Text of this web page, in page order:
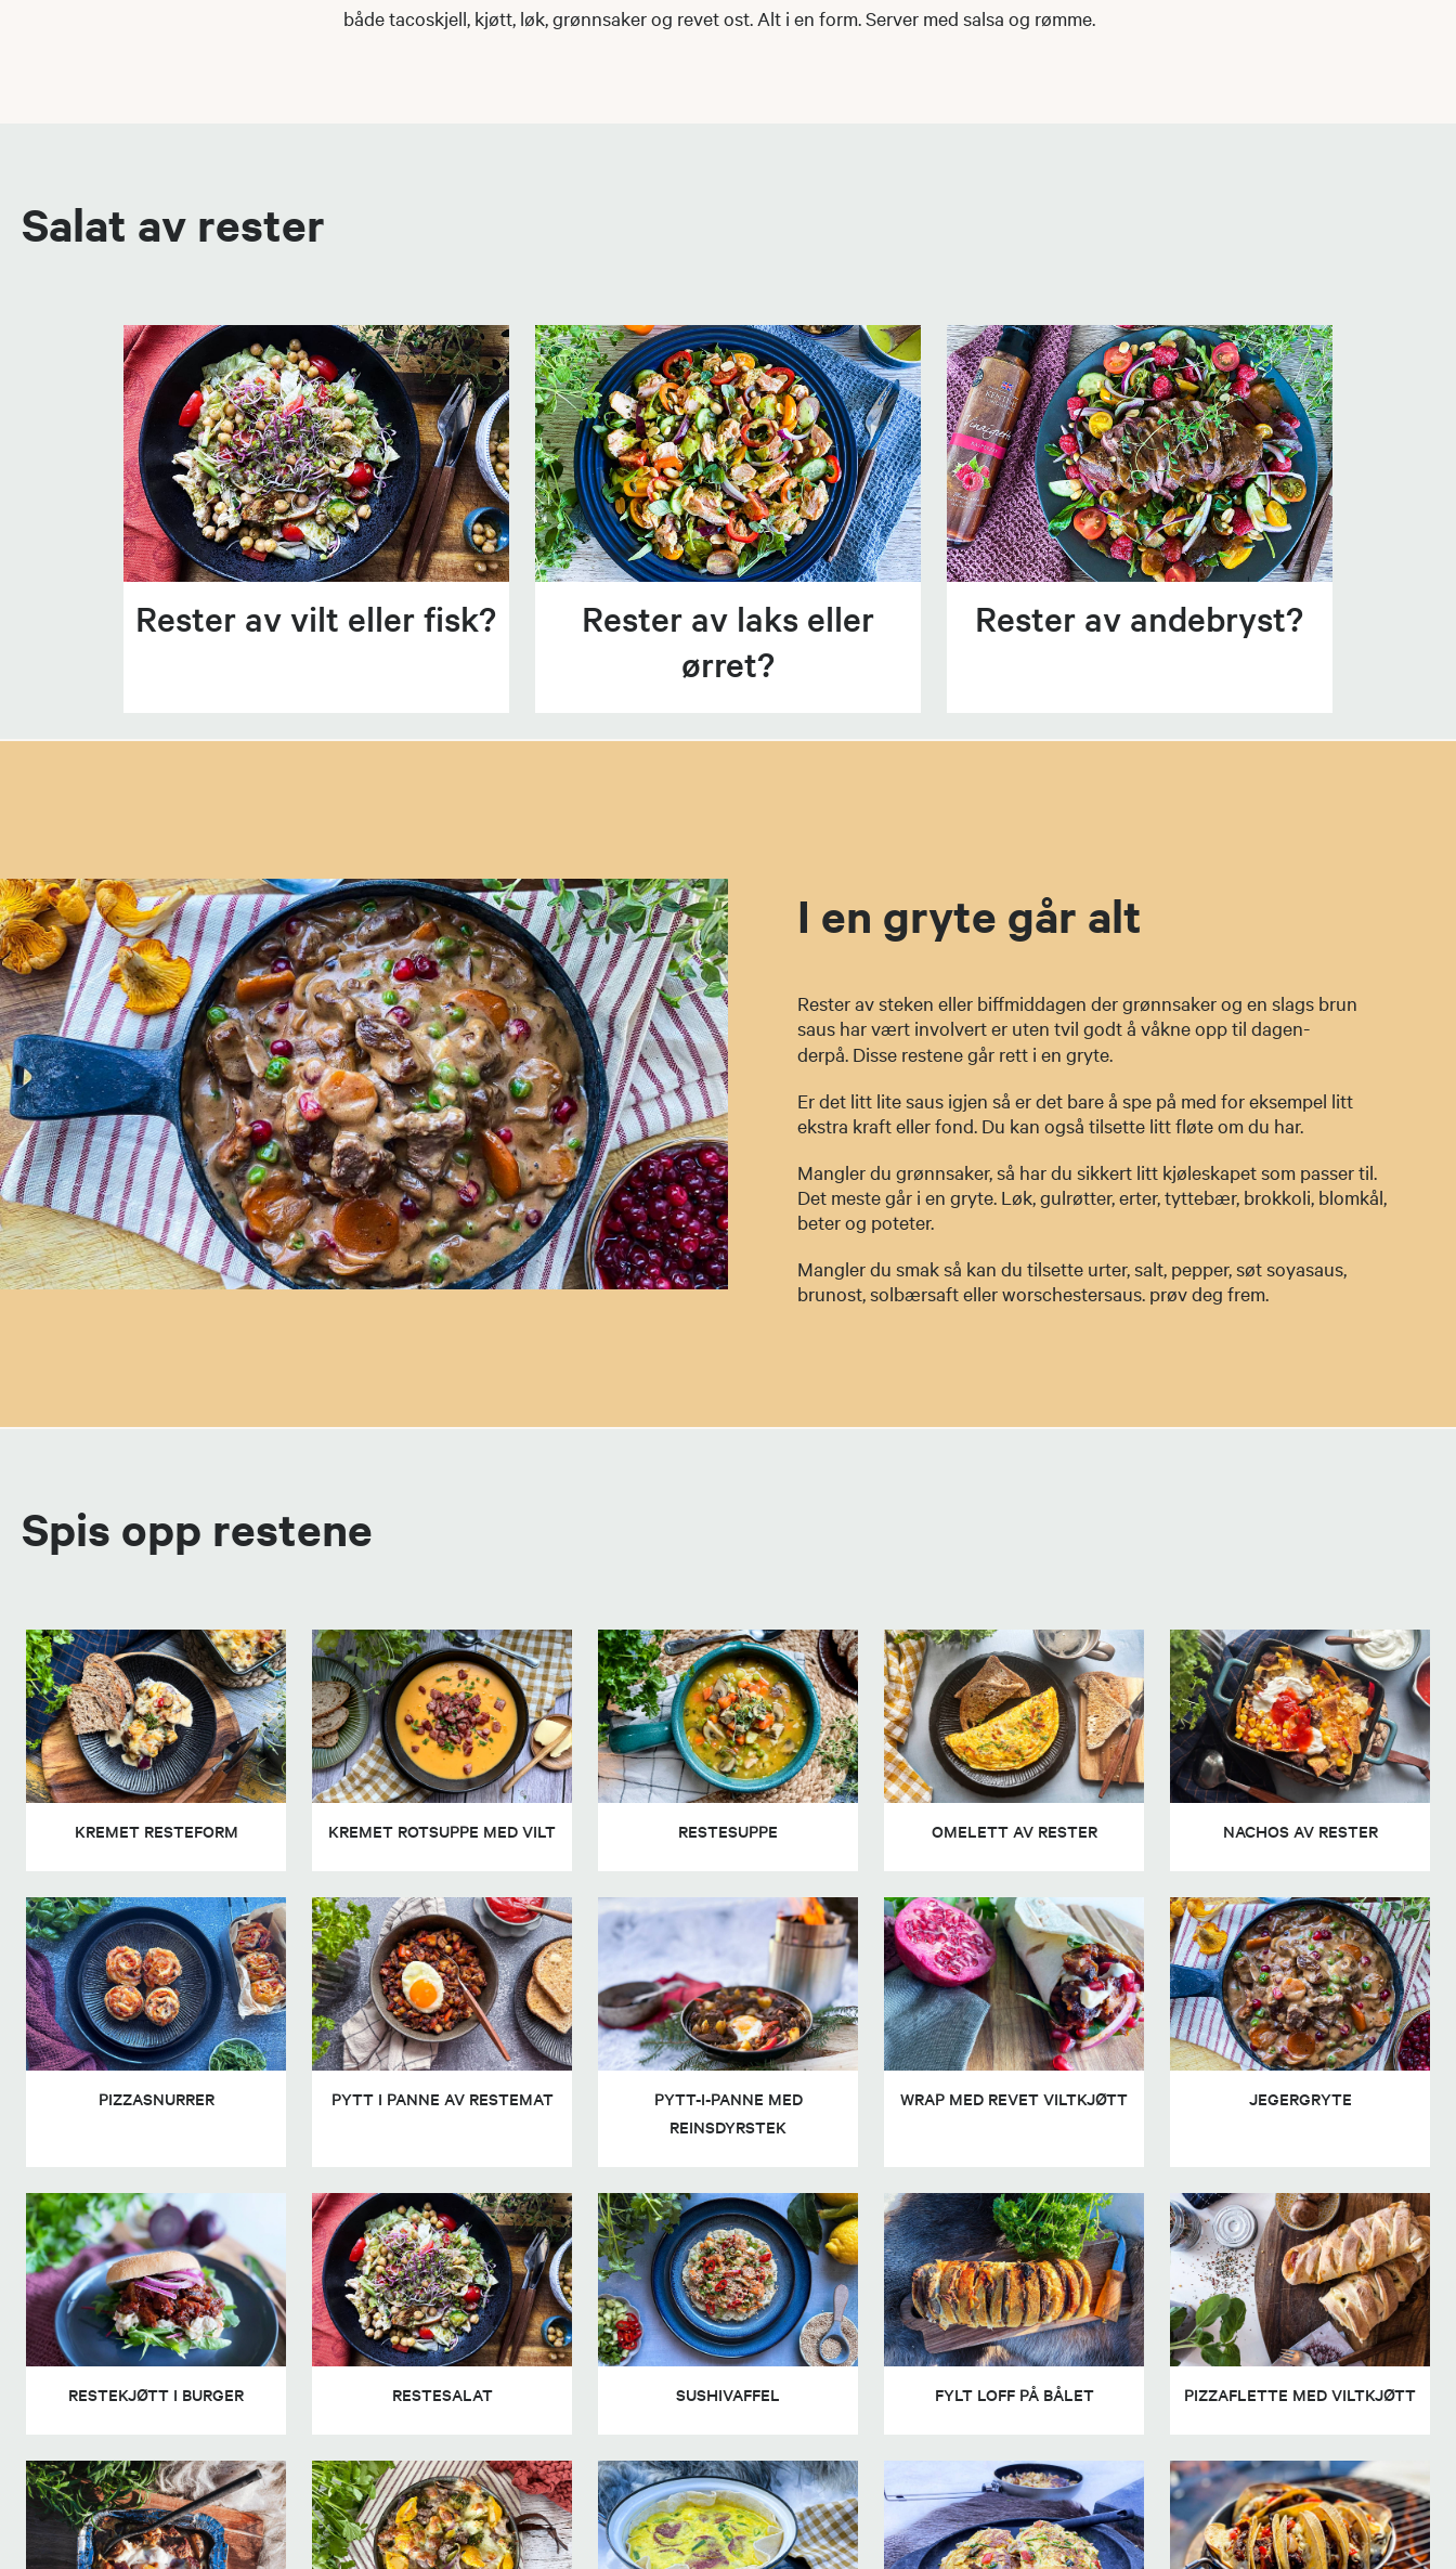
både tacoskjell, kjøtt, løk, grønnsaker og revet ost. Alt i en form. Server med salsa og rømme.
Salat av rester
Rester av vilt eller fisk?
Rester av laks eller
ørret?
Rester av andebryst?
I en gryte går alt
Rester av steken eller biffmiddagen der grønnsaker og en slags brun
saus har vært involverter uten tvil godt å våkne opp til dagen-
derpå. Disse restene går rett i en gryte.
Er det litt lite saus igjen så er det bare å spe på med for eksempel litt
ekstra kraft eller fond. Du kan også tilsette litt fløte om du har.
Mangler du grønnsaker, så har du sikkert litt kjøleskapet som passer til.
Det meste går i en gryte. Løk, gulrøtter, erter, tyttebær, brokkoli, blomkål,
beter og poteter.
Mangler du smak så kan du tilsette urter, salt, pepper, søt soyasaus,
brunost, solbærsaft eller worschestersaus. prøv deg frem.
Spis opp restene
KREMET RESTEFORM KREMET ROTSUPPE MED VILT RESTESUPPE OMELETT AV RESTER NACHOS AV RESTER
PIZZASNURRER PYTT I PANNE AV RESTEMAT
PYTT-I-PANNE MED
REINSDYRSTEK
WRAP MED REVET VILTKJØTT JEGERGRYTE
RESTEKJØTT I BURGER RESTESALAT SUSHIVAFFEL FYLT LOFF PÅ BÅLET PIZZAFLETTE MED VILTKJØTT